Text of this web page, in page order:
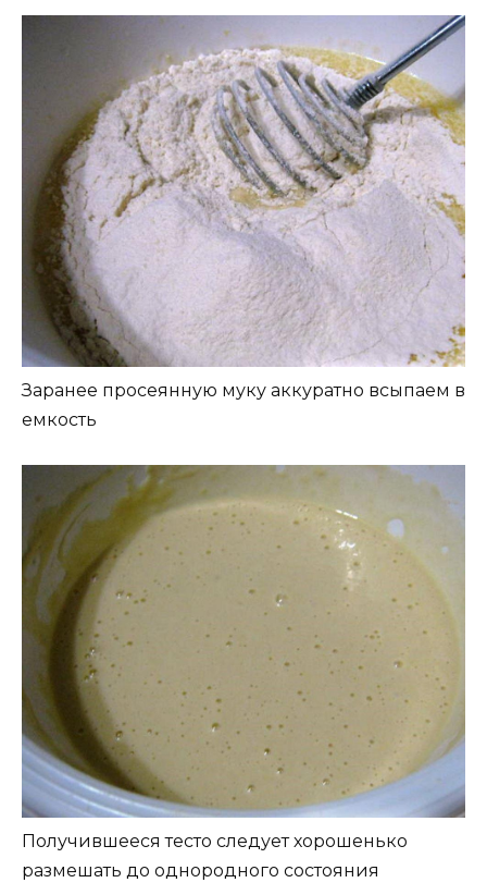
Заранее просеянную муку аккуратно всыпаем в
емкость
Получившееся тесто следует хорошенько
размешать до однородного состояния